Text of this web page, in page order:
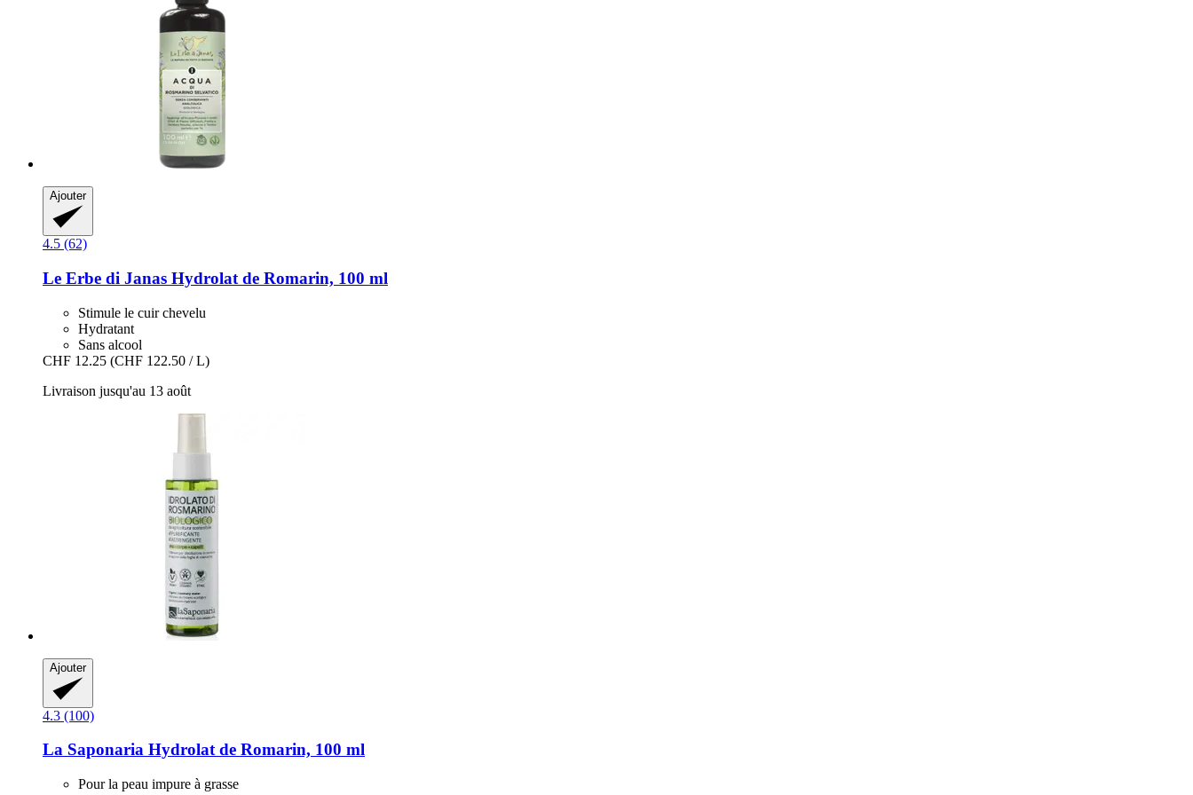
Ajouter
4.5 (62)
Le Erbe di Janas Hydrolat de Romarin, 100 ml
Stimule le cuir chevelu
Hydratant
Sans alcool
CHF 12.25 (CHF 122.50 / L)
Livraison jusqu'au 13 août
Ajouter
4.3 (100)
La Saponaria Hydrolat de Romarin, 100 ml
Pour la peau impure à grasse